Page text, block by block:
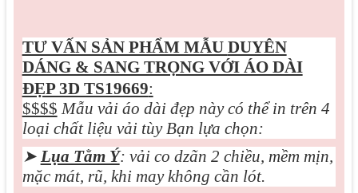
TƯ VẤN SẢN PHẨM MẪU DUYÊN
DÁNG & SANG TRỌNG VỚI ÁO DÀI
ĐẸP 3D TS19669:
$$$$ Mẫu vải áo dài đẹp này có thể in trên 4
loại chất liệu vải tùy Bạn lựa chọn:
➤ Lụa Tằm Ý: vải co dzãn 2 chiều, mềm mịn,
mặc mát, rũ, khi may không cần lót.